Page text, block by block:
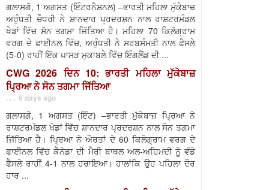
ਗਲਾਸਗੋ, 1 ਅਗਸਤ (ਇੰਟਰਨੈਸ਼ਨਲ) –ਭਾਰਤੀ ਮਹਿਲਾ ਮੁੱਕੇਬਾਜ਼
ਅਰੁੰਧਤੀ ਚੌਧਰੀ ਨੇ ਸ਼ਾਨਦਾਰ ਪ੍ਰਦਰਸ਼ਨ ਨਾਲ ਰਾਸ਼ਟਰਮੰਡਲ
ਖੇਡਾਂ ਵਿੱਚ ਸੋਨ ਤਗਮਾ ਜਿੱਤਿਆ ਹੈ। ਮਹਿਲਾ 70 ਕਿਲੋਗ੍ਰਾਮ
ਵਰਗ ਦੇ ਫਾਈਨਲ ਵਿੱਚ, ਅਰੁੰਧਤੀ ਨੇ ਸਰਬਸੰਮਤੀ ਨਾਲ ਫੈਸਲੇ
(5-0) ਰਾਹੀਂ ਇੱਕ ਪਾਸੜ ਮੁਕਾਬਲੇ ਵਿੱਚ ਇੰਗਲੈਂਡ ਦੀ ...
CWG 2026 ਦਿਨ 10: ਭਾਰਤੀ ਮਹਿਲਾ ਮੁੱਕੇਬਾਜ਼
ਪ੍ਰਿਆ ਨੇ ਸੋਨ ਤਗਮਾ ਜਿੱਤਿਆ
. . . 6 days ago
ਗਲਾਸਗੋ, 1 ਅਗਸਤ (ਇੰਟ) –ਭਾਰਤੀ ਮੁੱਕੇਬਾਜ਼ ਪ੍ਰਿਆ ਨੇ
ਰਾਸ਼ਟਰਮੰਡਲ ਖੇਡਾਂ ਵਿੱਚ ਸ਼ਾਨਦਾਰ ਪ੍ਰਦਰਸ਼ਨ ਨਾਲ ਸੋਨ ਤਗਮਾ
ਜਿੱਤਿਆ ਹੈ। ਪ੍ਰਿਆ ਨੇ ਔਰਤਾਂ ਦੇ 60 ਕਿਲੋਗ੍ਰਾਮ ਵਰਗ ਦੇ
ਫਾਈਨਲ ਵਿੱਚ ਕੈਨੇਡਾ ਦੀ ਮੈਰੀ ਬਾਥਲ ਅਲ-ਅਹਿਮਦੀ ਨੂੰ ਵੰਡੇ
ਫੈਸਲੇ ਰਾਹੀਂ 4-1 ਨਾਲ ਹਰਾਇਆ। ਹਾਲਾਂਕਿ ਉਹ ਪਹਿਲਾ ਦੌਰ
ਹਾਰ ...